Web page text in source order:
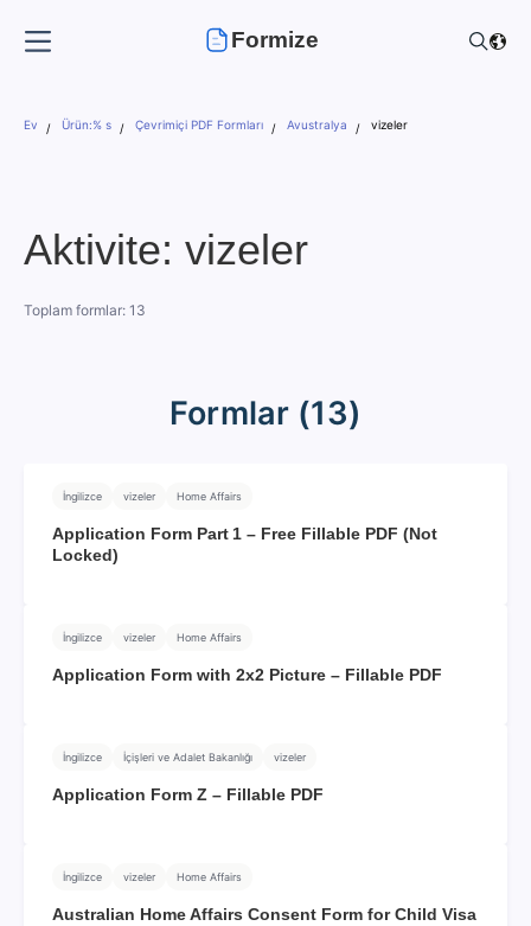
Formize
Ev Ürün:% s Çevrimiçi PDF Formları Avustralya vizeler
Aktivite: vizeler
Toplam formlar: 13
Formlar (13)
İngilizce vizeler Home Affairs
Application Form Part 1 – Free Fillable PDF (Not
Locked)
İngilizce vizeler Home Affairs
Application Form with 2x2 Picture – Fillable PDF
İngilizce İçişleri ve Adalet Bakanlığı vizeler
Application Form Z – Fillable PDF
İngilizce vizeler Home Affairs
Australian Home Affairs Consent Form for Child Visa